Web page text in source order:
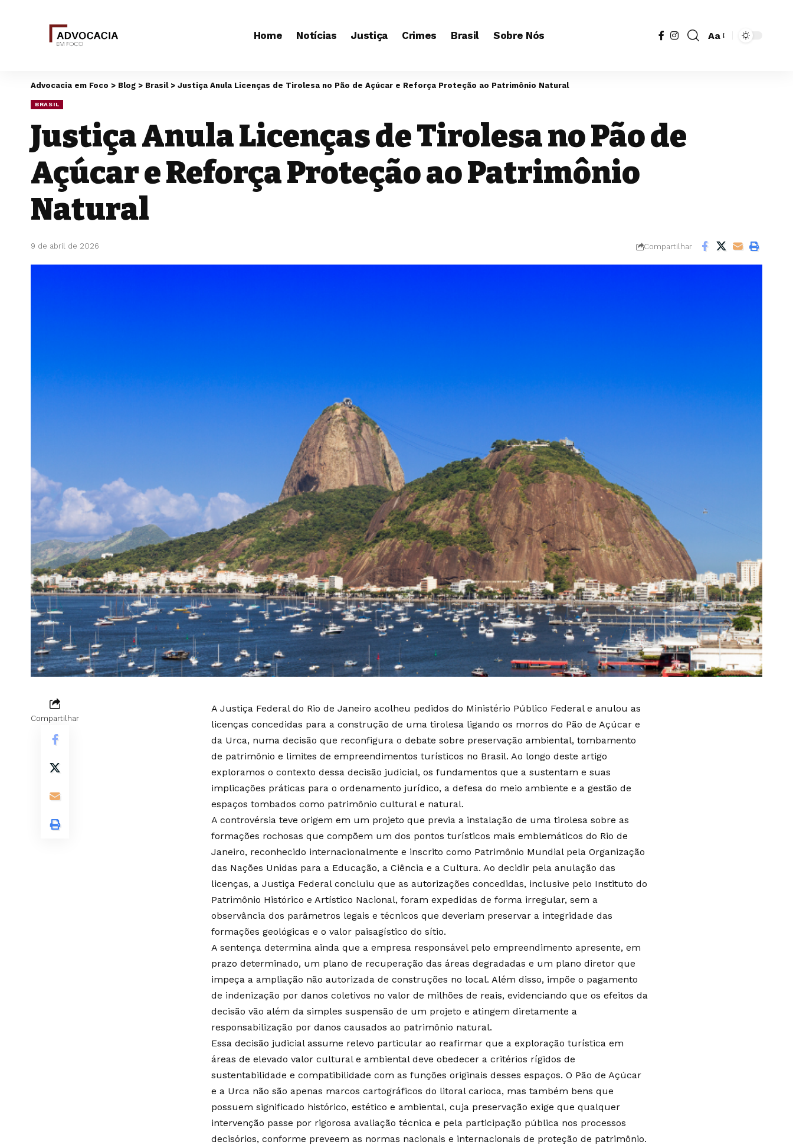
Home Notícias Justiça Crimes Brasil Sobre Nós Aa
Advocacia em Foco > Blog > Brasil> Justiça Anula Licenças de Tirolesa no Pão de Açúcar e Reforça Proteção ao Patrimônio Natural
BRASIL
Justiça Anula Licenças de Tirolesa no Pão de
Açúcar e Reforça Proteção ao Patrimônio
Natural
9 de abril de 2026 Compartilhar
Compartilhar
A Justiça Federal do Rio de Janeiro acolheu pedidos do Ministério Público Federal e anulou as
licenças concedidas para a construção de uma tirolesa ligando os morros do Pão de Açúcar e
da Urca, numa decisão que reconfigura o debate sobre preservação ambiental, tombamento
de patrimônio e limites de empreendimentos turísticos no Brasil. Ao longo deste artigo
exploramos o contexto dessa decisão judicial, os fundamentos que a sustentam e suas
implicações práticas para o ordenamento jurídico, a defesa do meio ambiente e a gestão de
espaços tombados como patrimônio cultural e natural.
A controvérsia teve origem em um projeto que previa a instalação de uma tirolesa sobre as
formações rochosas que compõem um dos pontos turísticos mais emblemáticos do Rio de
Janeiro, reconhecido internacionalmente e inscrito como Patrimônio Mundial pela Organização
das Nações Unidas para a Educação, a Ciência e a Cultura. Ao decidir pela anulação das
licenças, a Justiça Federal concluiu que as autorizações concedidas, inclusive pelo Instituto do
Patrimônio Histórico e Artístico Nacional, foram expedidas de forma irregular, sem a
observância dos parâmetros legais e técnicos que deveriam preservar a integridade das
formações geológicas e o valor paisagístico do sítio.
A sentença determina ainda que a empresa responsável pelo empreendimento apresente, em
prazo determinado, um plano de recuperação das áreas degradadas e um plano diretor que
impeça a ampliação não autorizada de construções no local. Além disso, impõe o pagamento
de indenização por danos coletivos no valor de milhões de reais, evidenciando que os efeitos da
decisão vão além da simples suspensão de um projeto e atingem diretamente a
responsabilização por danos causados ao patrimônio natural.
Essa decisão judicial assume relevo particular ao reafirmar que a exploração turística em
áreas de elevado valor cultural e ambiental deve obedecer a critérios rígidos de
sustentabilidade e compatibilidade com as funções originais desses espaços. O Pão de Açúcar
e a Urca não são apenas marcos cartográficos do litoral carioca, mas também bens que
possuem significado histórico, estético e ambiental, cuja preservação exige que qualquer
intervenção passe por rigorosa avaliação técnica e pela participação pública nos processos
decisórios, conforme preveem as normas nacionais e internacionais de proteção de patrimônio.